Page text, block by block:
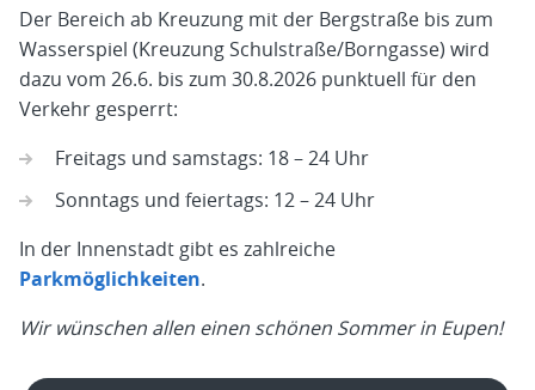
Der Bereich ab Kreuzung mit der Bergstraße bis zum
Wasserspiel (Kreuzung Schulstraße/Borngasse) wird
dazu vom 26.6. bis zum 30.8.2026 punktuell für den
Verkehr gesperrt:
Freitags und samstags: 18 – 24 Uhr
Sonntags und feiertags: 12 – 24 Uhr
In der Innenstadt gibt es zahlreiche
Parkmöglichkeiten.
Wir wünschen allen einen schönen Sommer in Eupen!